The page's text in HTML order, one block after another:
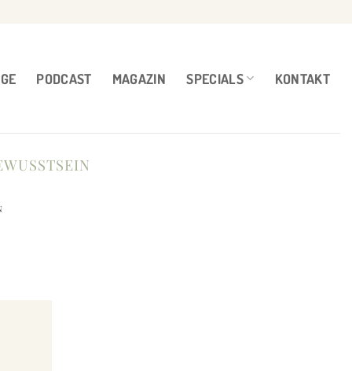
PODCAST MAGAZIN SPECIALS KONTAKT